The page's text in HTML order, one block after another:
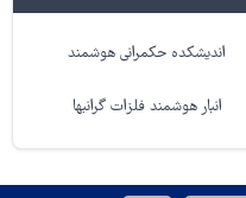
اندیشکده حکمرانی هوشمند
انبار هوشمند فلزات گرانبها